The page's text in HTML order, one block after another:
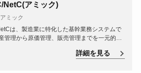
NetC(アミック)
ミック
は、製造業に特化した基幹業務システムで
管理から原価管理、販売管理までを一元的に
価計算や原価予測、原価分析などを行うこと
詳細を見る